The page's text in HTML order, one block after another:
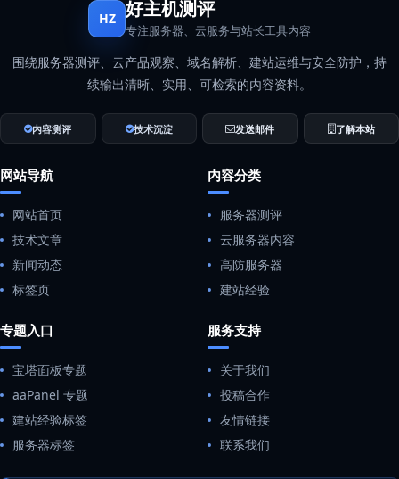
HZ 好主机测评
专注服务器、云服务与站长工具内容
围绕服务器测评、云产品观察、域名解析、建站运维与安全防护，持
续输出清晰、实用、可检索的内容资料。
内容测评 技术沉淀 发送邮件 了解本站
网站导航
网站首页
技术文章
新闻动态
标签页
内容分类
服务器测评
云服务器内容
高防服务器
建站经验
专题入口
宝塔面板专题
aaPanel 专题
建站经验标签
服务器标签
服务支持
关于我们
投稿合作
友情链接
联系我们